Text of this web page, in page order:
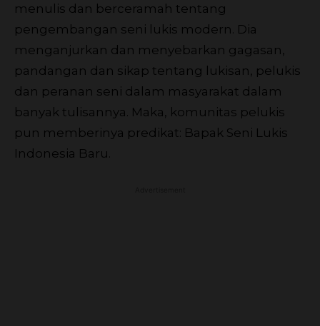
menulis dan berceramah tentang
pengembangan seni lukis modern. Dia
menganjurkan dan menyebarkan gagasan,
pandangan dan sikap tentang lukisan, pelukis
dan peranan seni dalam masyarakat dalam
banyak tulisannya. Maka, komunitas pelukis
pun memberinya predikat: Bapak Seni Lukis
Indonesia Baru.